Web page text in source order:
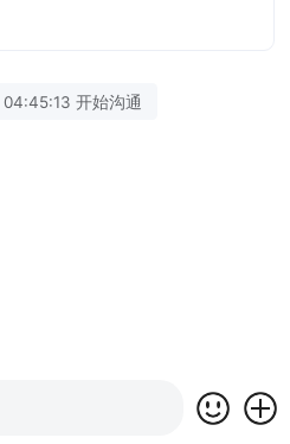
开始沟通